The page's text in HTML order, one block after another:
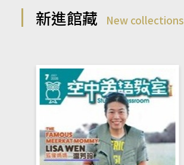
新進館藏 New collections